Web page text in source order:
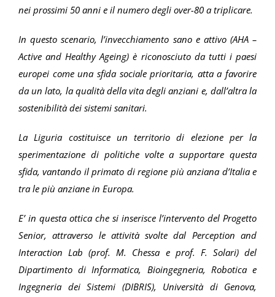
nei prossimi 50 anni e il numero degli over-80 a triplicare.
In questo scenario, l’invecchiamento sano e attivo (AHA –
Active and Healthy Ageing) è riconosciuto da tutti i paesi
europei come una sfida sociale prioritaria, atta a favorire
da un lato, la qualità della vita degli anziani e, dall’altra la
sostenibilità dei sistemi sanitari.
La Liguria costituisce un territorio di elezione per la
sperimentazione di politiche volte a supportare questa
sfida, vantando il primato di regione più anziana d’Italia e
tra le più anziane in Europa.
E’ in questa ottica che si inserisce l’intervento del Progetto
Senior, attraverso le attività svolte dal Perception and
Interaction Lab (prof. M. Chessa e prof. F. Solari) del
Dipartimento di Informatica, Bioingegneria, Robotica e
Ingegneria dei Sistemi (DIBRIS), Università di Genova,